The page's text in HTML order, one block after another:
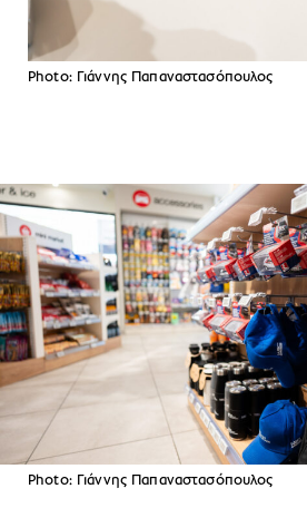
Photo: Γιάννης Παπαναστασόπουλος
Photo: Γιάννης Παπαναστασόπουλος